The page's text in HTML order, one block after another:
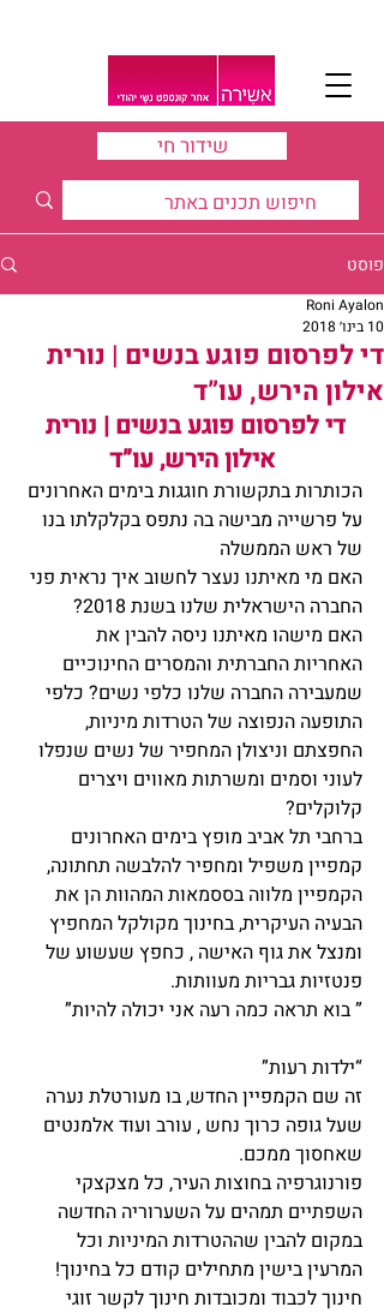
שידור חי
פוסט
די לפרסום פוגע בנשים | נורית
אילון הירש, עו”ד
Roni Ayalon
10 בינו׳ 2018
די לפרסום פוגע בנשים | נורית
אילון הירש, עו”ד
הכותרות בתקשורת חוגגות בימים האחרונים
על פרשייה מבישה בה נתפס בקלקלתו בנו
של ראש הממשלה
האם מי מאיתנו נעצר לחשוב איך נראית פני
החברה הישראלית שלנו בשנת 2018?
האם מישהו מאיתנו ניסה להבין את
האחריות החברתית והמסרים החינוכיים
שמעבירה החברה שלנו כלפי נשים? כלפי
התופעה הנפוצה של הטרדות מיניות,
החפצתם וניצולן המחפיר של נשים שנפלו
לעוני וסמים ומשרתות מאווים ויצרים
קלוקלים?
ברחבי תל אביב מופץ בימים האחרונים
קמפיין משפיל ומחפיר להלבשה תחתונה,
הקמפיין מלווה בססמאות המהוות הן את
הבעיה העיקרית, בחינוך מקולקל המחפיץ
ומנצל את גוף האישה , כחפץ שעשוע של
פנטזיות גבריות מעוותות.
” בוא תראה כמה רעה אני יכולה להיות”
“ילדות רעות”
זה שם הקמפיין החדש, בו מעורטלת נערה
שעל גופה כרוך נחש , עורב ועוד אלמנטים
שאחסוך ממכם.
פורנוגרפיה בחוצות העיר, כל מצקצקי
השפתיים תמהים על השערוריה החדשה
במקום להבין שההטרדות המיניות וכל
המרעין בישין מתחילים קודם כל בחינוך!
חינוך לכבוד ומכובדות חינוך לקשר זוגי